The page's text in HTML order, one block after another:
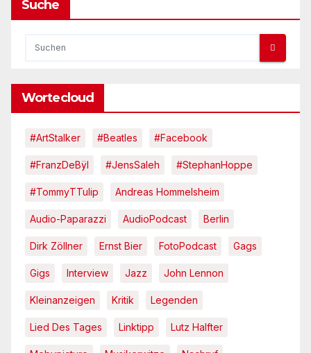
Suche
Wortecloud
#ArtStalker #Beatles #Facebook
#FranzDeBÿl #JensSaleh #StephanHoppe
#TommyTTulip Andreas Hommelsheim
Audio-Paparazzi AudioPodcast Berlin
Dirk Zöllner Ernst Bier FotoPodcast Gags
Gigs Interview Jazz John Lennon
Kleinanzeigen Kritik Legenden
Lied Des Tages Linktipp Lutz Halfter